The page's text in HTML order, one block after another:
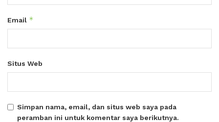
Email *
Situs Web
Simpan nama, email, dan situs web saya pada
peramban ini untuk komentar saya berikutnya.